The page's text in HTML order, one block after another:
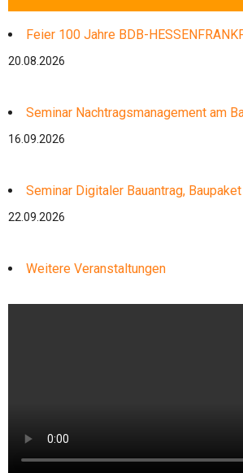
Feier 100 Jahre BDB-
20.08.2026
Seminar Nachtragsmanagement am
16.09.2026
Seminar Digitaler Bauantrag,
22.09.2026
Weitere Veranstaltungen